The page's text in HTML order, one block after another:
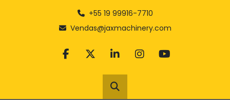
+55 19 99916-7710
Vendas@jaxmachinery.com
facebook
twitterlinkedininstagram
youtube
Pesquisar